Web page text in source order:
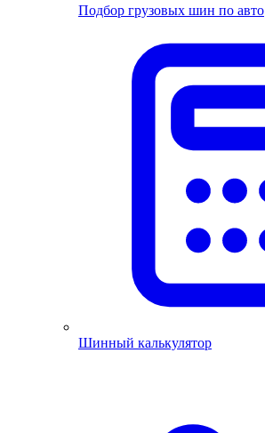
Подбор грузовых шин по авто
Шинный калькулятор